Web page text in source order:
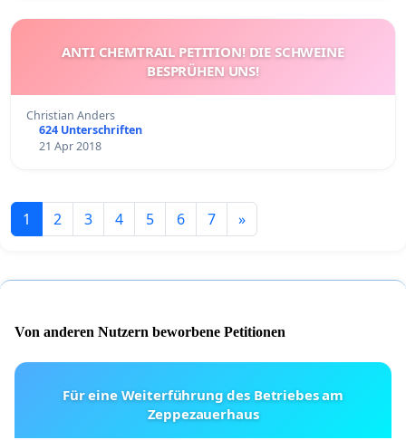
ANTI CHEMTRAIL PETITION! DIE SCHWEINE
BESPRÜHEN UNS!
Christian Anders
624 Unterschriften
21 Apr 2018
1 2 3 4 5 6 7 »
Von anderen Nutzern beworbene Petitionen
Für eine Weiterführung des Betriebes am
Zeppezauerhaus